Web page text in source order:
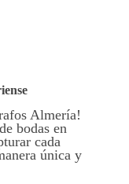
Almería!
bodas en
cada
única y